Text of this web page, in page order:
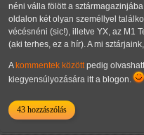
néni válla fölött a
oldalon két olyan személlyel
vécésnéni (sic!), illetve YX, az M1
(aki terhes, ez a hír). A mi
Akommentek közöttpedig
kiegyensúlyozására itt a blogon.
43 hozzászólás